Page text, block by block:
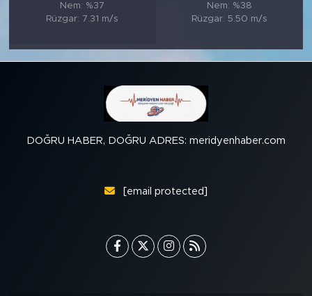
Nem: %37
Rüzgar: 7.31 m/s
Nem: %38
Rüzgar: 5.50 m/s
DOĞRU HABER, DOĞRU ADRES: meridyenhaber.com
[email protected]